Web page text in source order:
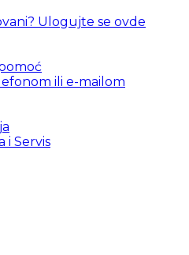
Ulogujte se ovde
ili e-mailom
i Servis